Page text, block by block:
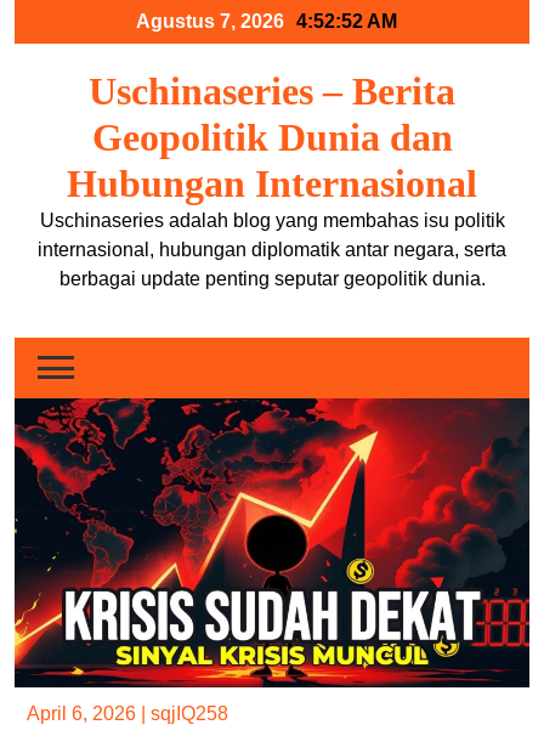
Agustus 7, 2026 4:52:52 AM
Uschinaseries – Berita
Geopolitik Dunia dan
Hubungan Internasional
Uschinaseries adalah blog yang membahas isu politik
internasional, hubungan diplomatik antar negara, serta
berbagai update penting seputar geopolitik dunia.
April 6, 2026 sqjIQ258